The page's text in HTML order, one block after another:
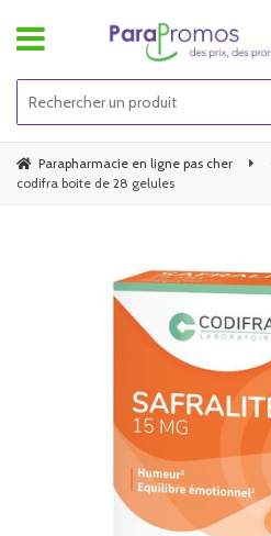
Parapharmacie en ligne pas cher
codifra boite de 28 gelules